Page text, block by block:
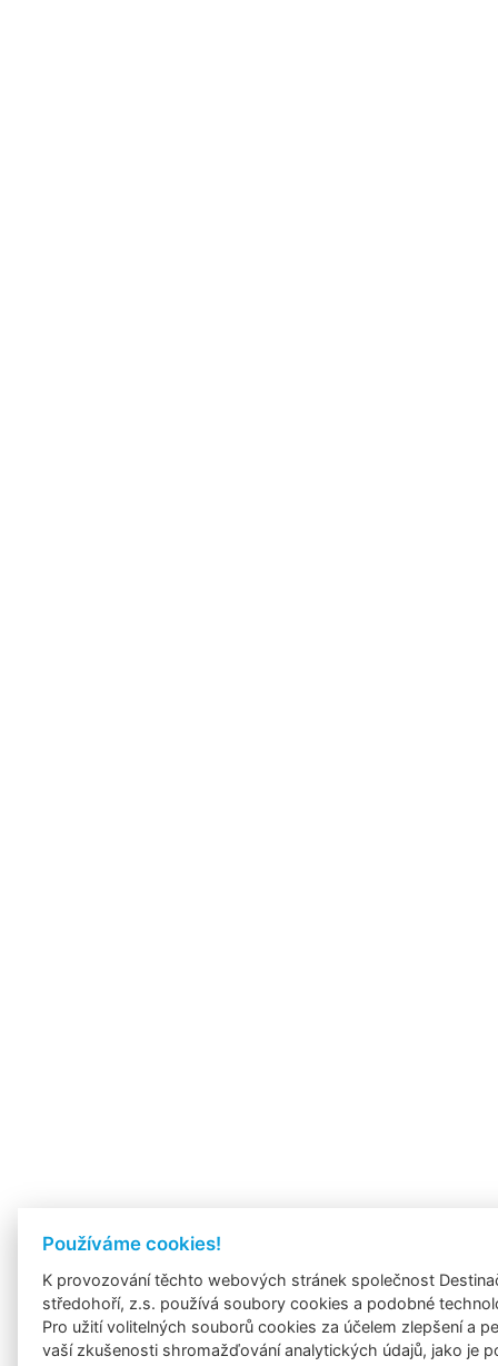
Používáme cookies!
K provozování těchto webových stránek společnost
středohoří, z.s. používá soubory cookies a podobné
Pro užití volitelných souborů cookies za účelem zlepšení a
vaší zkušenosti shromažďování analytických údajů, jako je